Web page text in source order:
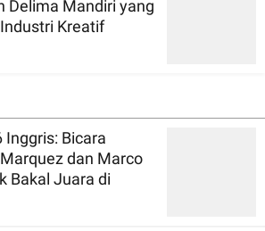
Delima Mandiri yang
Kreatif
Inggris: Bicara
dan Marco
Juara di